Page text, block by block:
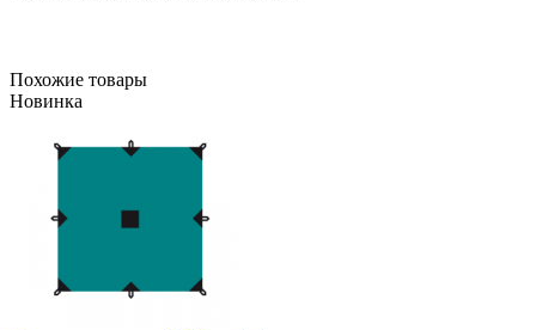
Похожие товары
Новинка